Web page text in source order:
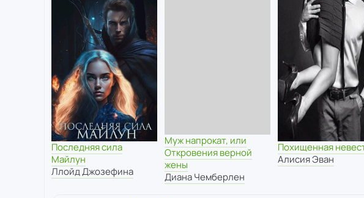
Последняя сила
Майлун
Ллойд Джозефина
Муж напрокат, или
Откровения верной
жены
Диана Чемберлен
Похищенная
Алисия Эван